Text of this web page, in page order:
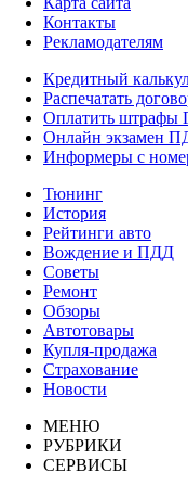
Контакты
Рекламодателям
Кредитный
Распечатать
Оплатить штрафы
Онлайн экзамен
Информеры с
Тюнинг
История
Рейтинги авто
Вождение и ПДД
Советы
Ремонт
Обзоры
Автотовары
Купля-продажа
Страхование
Новости
МЕНЮ
РУБРИКИ
СЕРВИСЫ